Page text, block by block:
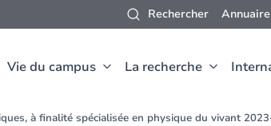
Rechercher Annuaire
Vie du campus La recherche
à finalité spécialisée en physique du vivant